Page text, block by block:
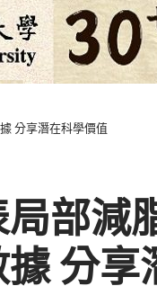
分享潛在科學價值
部減
分